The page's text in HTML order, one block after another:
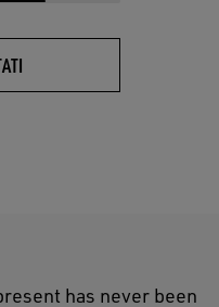
has never been